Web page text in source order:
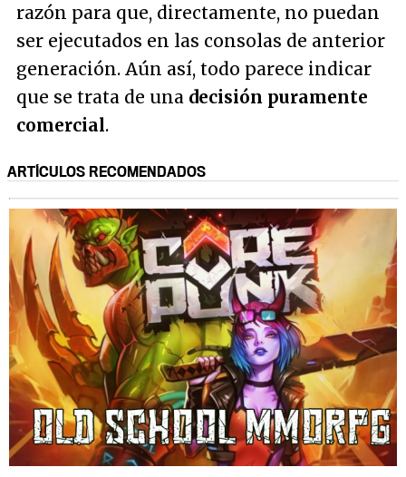
razón para que, directamente, no puedan
ser ejecutados en las consolas de anterior
generación. Aún así, todo parece indicar
que se trata de una decisión puramente
comercial.
ARTÍCULOS RECOMENDADOS